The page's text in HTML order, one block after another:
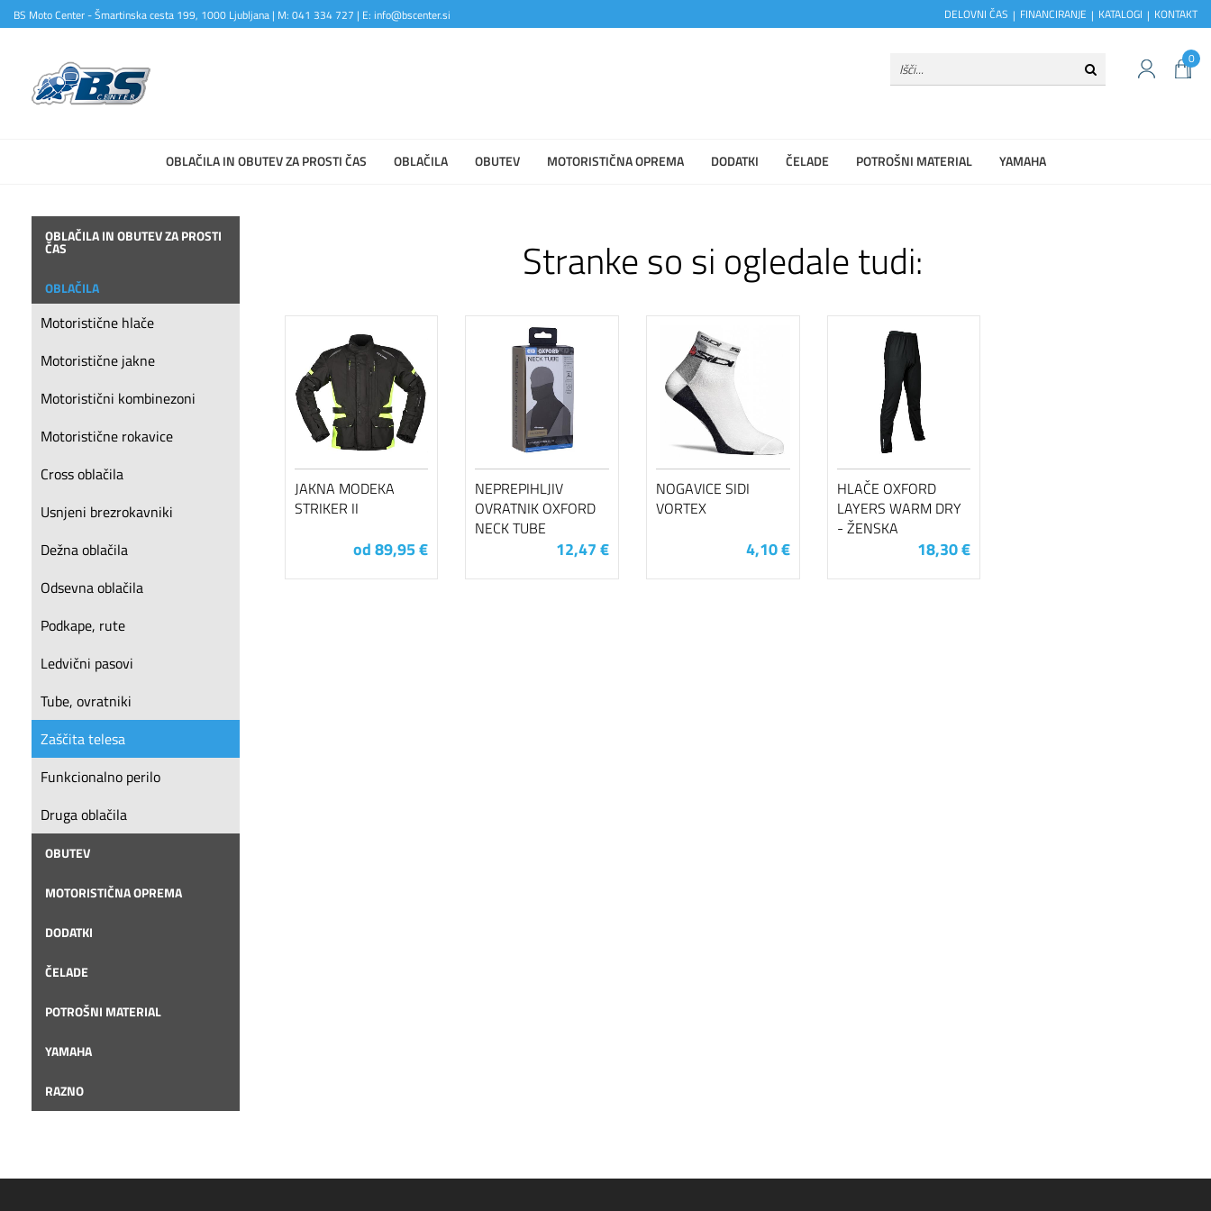
BS Moto Center - Šmartinska cesta 199, 1000 Ljubljana | M: 041 334 727 | E: info@bscenter.si DELOVNI ČAS FINANCIRANJE KATALOGI KONTAKT
0
OBLAČILA IN OBUTEV ZA PROSTI ČAS OBLAČILA OBUTEV MOTORISTIČNA OPREMA DODATKI ČELADE POTROŠNI MATERIAL YAMAHA
OBLAČILA IN OBUTEV ZA PROSTI
ČAS
OBLAČILA
Motoristične hlače
Motoristične jakne
Motoristični kombinezoni
Motoristične rokavice
Cross oblačila
Usnjeni brezrokavniki
Dežna oblačila
Odsevna oblačila
Podkape, rute
Ledvični pasovi
Tube, ovratniki
Zaščita telesa
Funkcionalno perilo
Druga oblačila
OBUTEV
MOTORISTIČNA OPREMA
DODATKI
ČELADE
POTROŠNI MATERIAL
YAMAHA
RAZNO
Stranke so si ogledale tudi:
JAKNA MODEKA
STRIKER II
od 89,95 €
NEPREPIHLJIV
OVRATNIK OXFORD
NECK TUBE
12,47 €
NOGAVICE SIDI
VORTEX
4,10 €
HLAČE OXFORD
LAYERS WARM DRY
- ŽENSKA
18,30 €